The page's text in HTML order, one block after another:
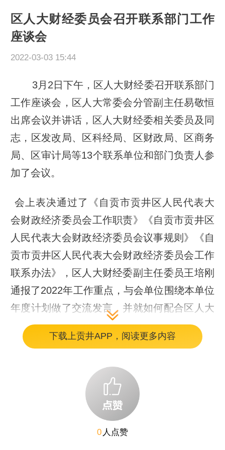
区人大财经委员会召开联系部门工作
座谈会
2022-03-03 15:44
3月2日下午，区人大财经委召开联系部门
工作座谈会，区人大常委会分管副主任易敬恒
出席会议并讲话，区人大财经委相关委员及同
志，区发改局、区科经局、区财政局、区商务
局、区审计局等13个联系单位和部门负责人参
加了会议。
会上表决通过了《自贡市贡井区人民代表大
会财政经济委员会工作职责》《自贡市贡井区
人民代表大会财政经济委员会议事规则》《自
贡市贡井区人民代表大会财政经济委员会工作
联系办法》，区人大财经委副主任委员王培刚
通报了2022年工作重点，与会单位围绕本单位
年度计划做了交流发言，并就如何配合区人大
财经委工作做了汇报。
人员，就委员如何履职，区级相关部门如何配
合好人大财经工作提出具体要求，一是进一步
增强大局意识，完成全年发展目标；二是进一
步增强责任意识，依法履行工作职责；三是进
下载上贡井APP，阅读更多内容
0 人点赞